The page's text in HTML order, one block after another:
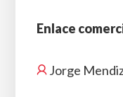
Enlace
Jorge